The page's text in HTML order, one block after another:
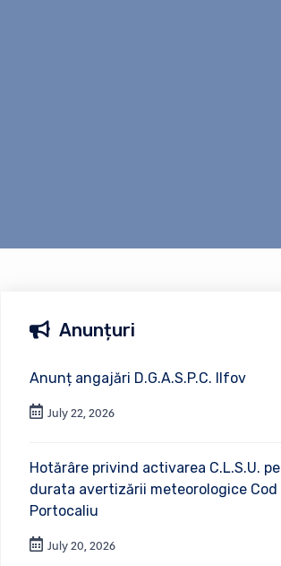
Anunțuri
Anunț angajări D.G.A.S.P.C. Ilfov
July 22, 2026
Hotărâre privind activarea C.L.S.U. pe
durata avertizării meteorologice Cod
Portocaliu
July 20, 2026